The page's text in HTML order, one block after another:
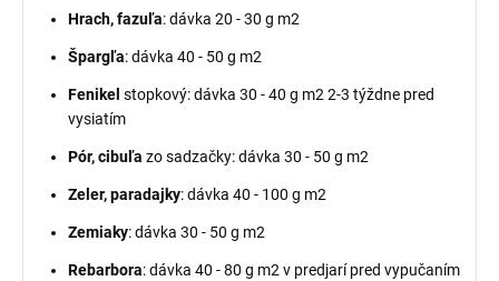
Hrach, fazuľa: dávka 20 - 30 g m2
Špargľa: dávka 40 - 50 g m2
Fenikel stopkový: dávka 30 - 40 g m2 2-3 týždne pred
vysiatím
Pór, cibuľa zo sadzačky: dávka 30 - 50 g m2
Zeler, paradajky: dávka 40 - 100 g m2
Zemiaky: dávka 30 - 50 g m2
Rebarbora: dávka 40 - 80 g m2 v predjarí pred vypučaním